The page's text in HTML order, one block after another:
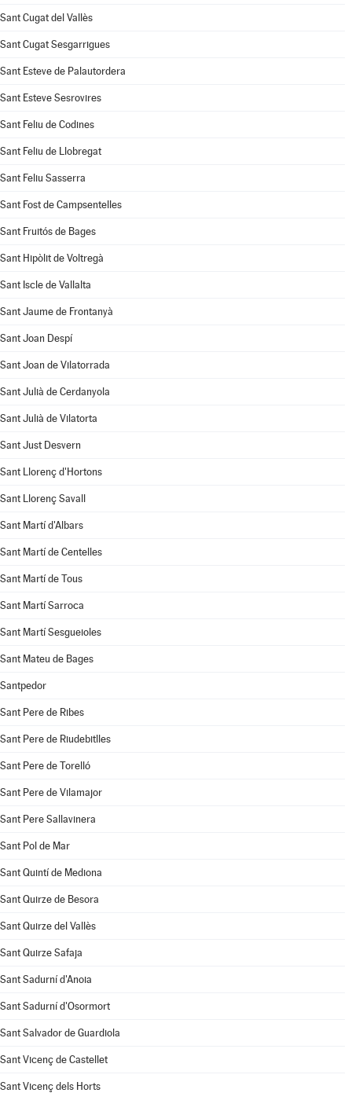
Sant Cugat del Vallès
Sant Cugat Sesgarrigues
Sant Esteve de Palautordera
Sant Esteve Sesrovires
Sant Feliu de Codines
Sant Feliu de Llobregat
Sant Feliu Sasserra
Sant Fost de Campsentelles
Sant Fruitós de Bages
Sant Hipòlit de Voltregà
Sant Iscle de Vallalta
Sant Jaume de Frontanyà
Sant Joan Despí
Sant Joan de Vilatorrada
Sant Julià de Cerdanyola
Sant Julià de Vilatorta
Sant Just Desvern
Sant Llorenç d'Hortons
Sant Llorenç Savall
Sant Martí d'Albars
Sant Martí de Centelles
Sant Martí de Tous
Sant Martí Sarroca
Sant Martí Sesgueioles
Sant Mateu de Bages
Santpedor
Sant Pere de Ribes
Sant Pere de Riudebitlles
Sant Pere de Torelló
Sant Pere de Vilamajor
Sant Pere Sallavinera
Sant Pol de Mar
Sant Quintí de Mediona
Sant Quirze de Besora
Sant Quirze del Vallès
Sant Quirze Safaja
Sant Sadurní d'Anoia
Sant Sadurní d'Osormort
Sant Salvador de Guardiola
Sant Vicenç de Castellet
Sant Vicenç dels Horts